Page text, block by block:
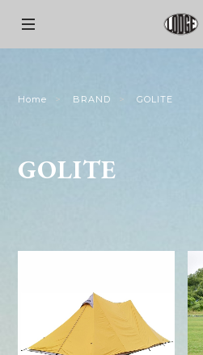
Home BRAND GOLITE
GOLITE